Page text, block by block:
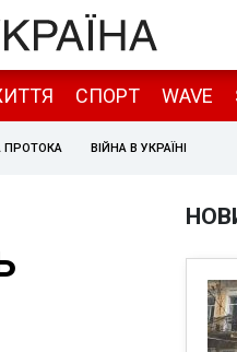
СПОРТ WAVE
ПРОТОКА ВІЙНА В УКРАЇНІ